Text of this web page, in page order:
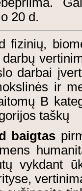
20 d.
fizinių,
darbai
ir
B
taškų
baigtas
vykdant